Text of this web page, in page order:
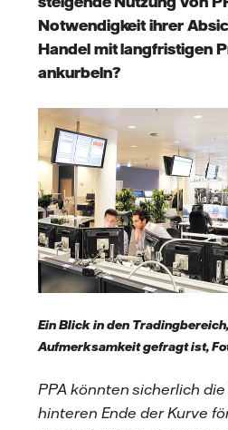
Notwendigkeit ihrer
Handel mit langfristigen
ankurbeln?
Ein Blick in den
Aufmerksamkeit gefragt ist,
PPA könnten sicherlich
hinteren Ende der Kurve